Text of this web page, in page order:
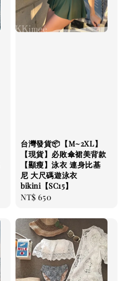
台灣發貨📦【M~2XL】
【現貨】必敗傘裙美背款
【顯瘦】泳衣 連身比基
尼 大尺碼遊泳衣
bikini【SC15】
Regular
NT$ 650